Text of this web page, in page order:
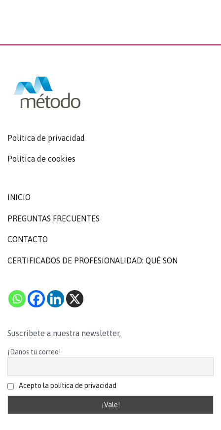
Política de privacidad
Política de cookies
INICIO
PREGUNTAS FRECUENTES
CONTACTO
CERTIFICADOS DE PROFESIONALIDAD: QUÉ SON
Suscríbete a nuestra newsletter,
¡Danos tu correo!
Acepto la política de privacidad